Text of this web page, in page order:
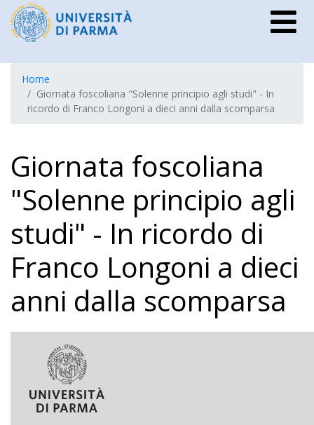
Home
Giornata foscoliana "Solenne principio agli studi" - In
ricordo di Franco Longoni a dieci anni dalla scomparsa
Giornata foscoliana
"Solenne principio agli
studi" - In ricordo di
Franco Longoni a dieci
anni dalla scomparsa